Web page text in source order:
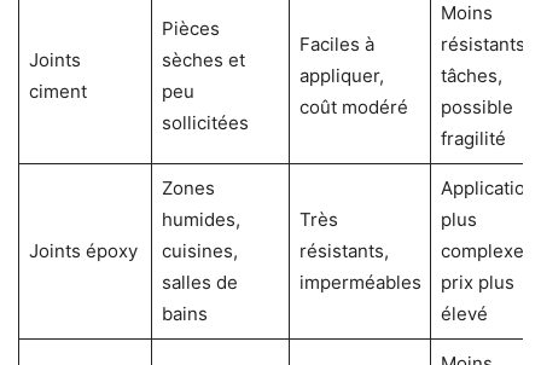
Joints
ciment
Pièces
sèches et
peu
sollicitées
Faciles à
appliquer,
coût modéré
Moins
résistants
tâches,
possible
fragilité
Joints époxy
Zones
humides,
cuisines,
salles de
bains
Très
résistants,
imperméables
Application
plus
complexe,
prix plus
élevé